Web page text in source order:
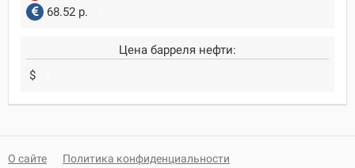
68.52 р.
Цена барреля нефти:
$
О сайте Политика конфиденциальности